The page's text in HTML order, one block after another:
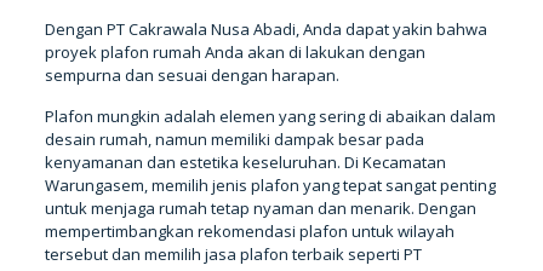
Dengan PT Cakrawala Nusa Abadi, Anda dapat yakin bahwa
proyek plafon rumah Anda akan di lakukan dengan
sempurna dan sesuai dengan harapan.
Plafon mungkin adalah elemen yang sering di abaikan dalam
desain rumah, namun memiliki dampak besar pada
kenyamanan dan estetika keseluruhan. Di Kecamatan
Warungasem, memilih jenis plafon yang tepat sangat penting
untuk menjaga rumah tetap nyaman dan menarik. Dengan
mempertimbangkan rekomendasi plafon untuk wilayah
tersebut dan memilih jasa plafon terbaik seperti PT